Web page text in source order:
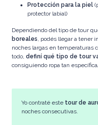
Protección para la piel
protector labial)
Dependiendo del tipo de tour
boreales, podés llegar a tener
noches largas en temperaturas
todo, definí qué tipo de tour
consiguiendo ropa tan específica.
Yo contraté este tour de
noches consecutivas.